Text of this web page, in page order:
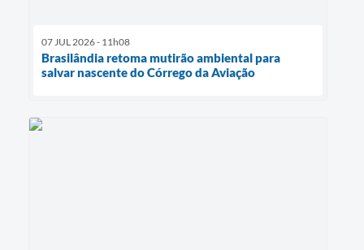
07 JUL 2026 - 11h08
Brasilândia retoma mutirão ambiental para
salvar nascente do Córrego da Aviação